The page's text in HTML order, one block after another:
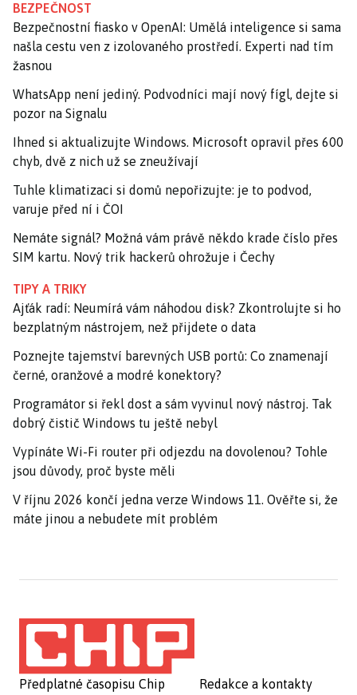
BEZPEČNOST
Bezpečnostní fiasko v OpenAI: Umělá inteligence si sama
našla cestu ven z izolovaného prostředí. Experti nad tím
žasnou
WhatsApp není jediný. Podvodníci mají nový fígl, dejte si
pozor na Signalu
Ihned si aktualizujte Windows. Microsoft opravil přes 600
chyb, dvě z nich už se zneužívají
Tuhle klimatizaci si domů nepořizujte: je to podvod,
varuje před ní i ČOI
Nemáte signál? Možná vám právě někdo krade číslo přes
SIM kartu. Nový trik hackerů ohrožuje i Čechy
TIPY A TRIKY
Ajťák radí: Neumírá vám náhodou disk? Zkontrolujte si ho
bezplatným nástrojem, než přijdete o data
Poznejte tajemství barevných USB portů: Co znamenají
černé, oranžové a modré konektory?
Programátor si řekl dost a sám vyvinul nový nástroj. Tak
dobrý čistič Windows tu ještě nebyl
Vypínáte Wi-Fi router při odjezdu na dovolenou? Tohle
jsou důvody, proč byste měli
V říjnu 2026 končí jedna verze Windows 11. Ověřte si, že
máte jinou a nebudete mít problém
Předplatné časopisu Chip
Redakce a kontakty